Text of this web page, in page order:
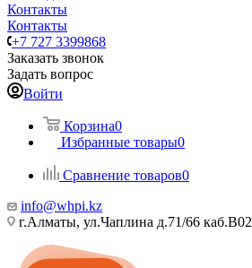
Контакты
Контакты
+7 727 3399868
Заказать звонок
Задать вопрос
Войти
Корзина0
Избранные товары0
Сравнение товаров0
info@whpi.kz
г.Алматы, ул.Чаплина д.71/66 каб.B02